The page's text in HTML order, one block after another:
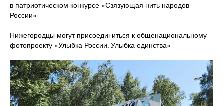
в патриотическом конкурсе «Связующая нить народов
России»
Нижегородцы могут присоединиться к общенациональному
фотопроекту «Улыбка России. Улыбка единства»